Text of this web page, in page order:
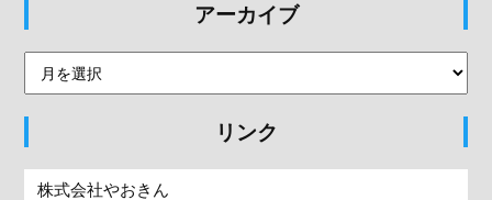
アーカイブ
リンク
株式会社やおきん